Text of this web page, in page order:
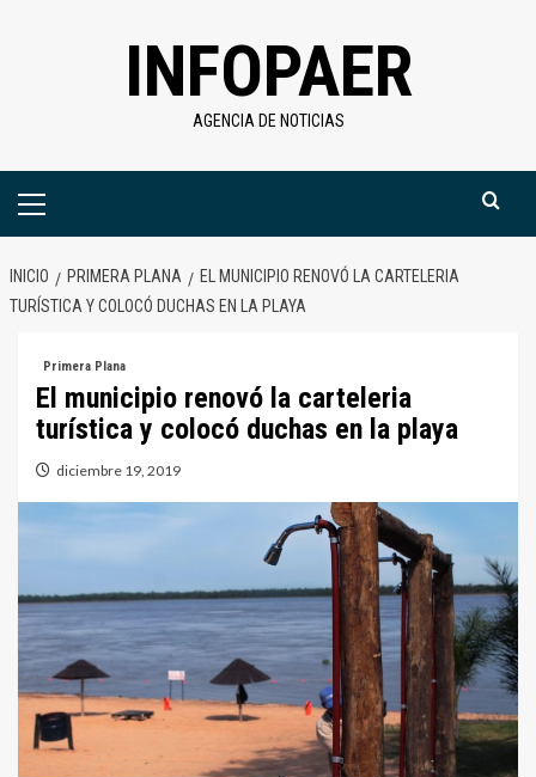
INFOPAER
AGENCIA DE NOTICIAS
Menú
INICIO PRIMERA PLANA
EL MUNICIPIO RENOVÓ LA CARTELERIA
TURÍSTICA Y COLOCÓ DUCHAS EN LA PLAYA
Primera Plana
El municipio renovó la carteleria
turística y colocó duchas en la playa
diciembre 19, 2019